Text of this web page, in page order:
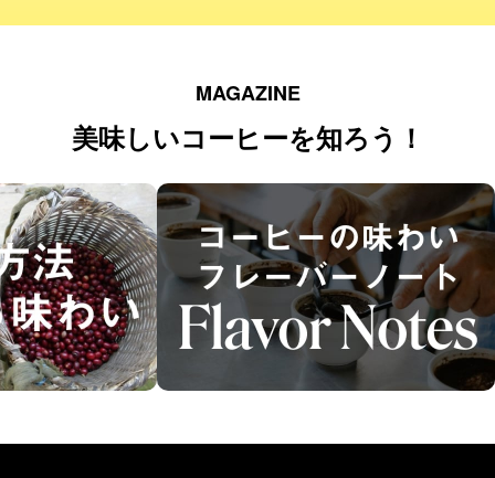
MAGAZINE
美味しいコーヒーを知ろう！